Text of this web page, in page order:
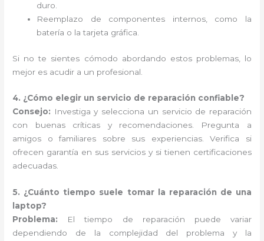
duro.
Reemplazo de componentes internos, como la
batería o la tarjeta gráfica.
Si no te sientes cómodo abordando estos problemas, lo
mejor es acudir a un profesional.
4. ¿Cómo elegir un servicio de reparación confiable?
Consejo: Investiga y selecciona un servicio de reparación
con buenas críticas y recomendaciones. Pregunta a
amigos o familiares sobre sus experiencias. Verifica si
ofrecen garantía en sus servicios y si tienen certificaciones
adecuadas.
5. ¿Cuánto tiempo suele tomar la reparación de una
laptop?
Problema: El tiempo de reparación puede variar
dependiendo de la complejidad del problema y la